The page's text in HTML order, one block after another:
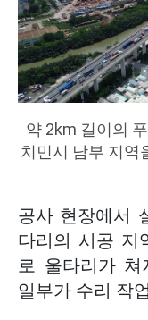
약 2km 길이의
치민시 남부 지역
공사 현장에서
다리의 시공 지
로 울타리가
일부가 수리 작